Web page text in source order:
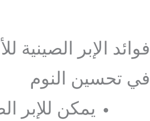
فوائد الإبر الصينية
في تحسين النوم
يمكن للإبر